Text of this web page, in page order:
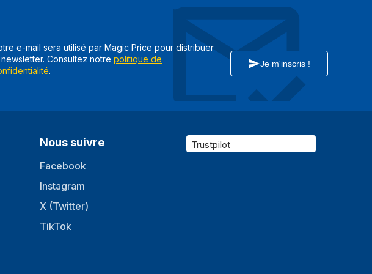
Caméra de sécurité CCTV
de connectivité Avec fil
de fonctionnement maximum
Tchèque, Danois, Allemand, Anglais, Espagnol,
e-mail sera utilisé par Magic Price pour distribuer
Consultez notre politique de
.
Je m'inscris !
Nous suivre
Facebook
Instagram
X (Twitter)
TikTok
Trustpilot